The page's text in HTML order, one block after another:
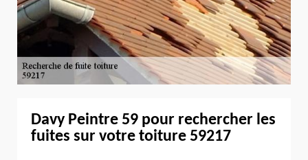
Davy Peintre 59 pour rechercher les
fuites sur votre toiture 59217